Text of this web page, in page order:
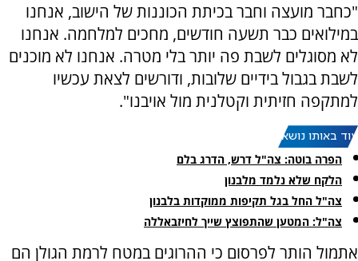
"כחבר מועצה וחבר בכיתת הכוננות של הישוב, אנחנו
במילואים כבר תשעה חודשים, מחכים למלחמה. אנחנו
לא מסוגלים לשבת פה יותר בלי מטרה. ‏אנחנו לא מוכנים
לשבת בגבול בידיים שלובות, ודורשים לצאת עכשיו
למתקפה חזיתית וקטלנית מול אויבנו".
עוד באותו נושא:
הפרה בוטה: צה"ל דרש, הדרג בלם
הלקח שלא נלמד מלבנון
צה"ל החל בגל תקיפות ממוקדות בלבנון
צה"ל: המטען שהתפוצץ שייך לחיזבאללה
אתמול הותר לפרסום כי ההרוגים במטח לרמת הגולן הם